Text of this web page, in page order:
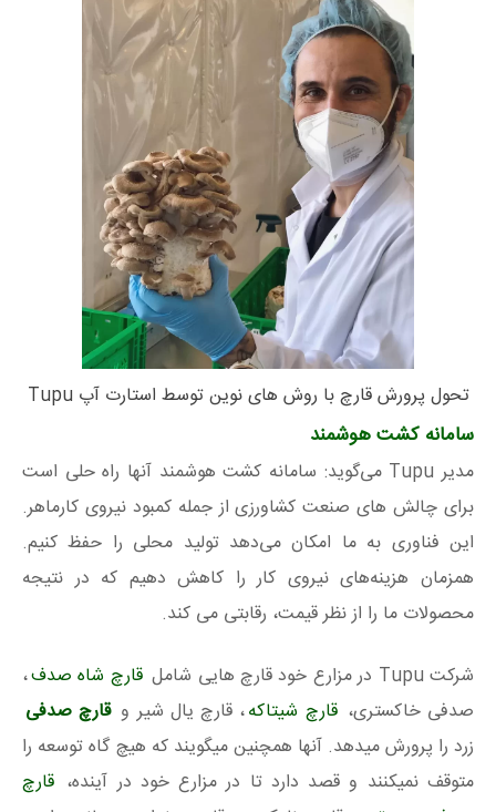
تحول پرورش قارچ با روش های نوین توسط استارت آپ Tupu
سامانه کشت هوشمند
مدیر Tupu می‌گوید: سامانه کشت هوشمند آنها راه حلی است
برای چالش های صنعت کشاورزی از جمله کمبود نیروی کارماهر.
این فناوری به ما امکان می‌دهد تولید محلی را حفظ کنیم.
همزمان هزینه‌های نیروی کار را کاهش دهیم که در نتیجه
محصولات ما را از نظر قیمت، رقابتی می کند.
شرکت Tupu در مزارع خود قارچ هایی شامل قارچ شاه صدف،
صدفی خاکستری، قارچ شیتاکه، قارچ یال شیر و قارچ صدفی
زرد را پرورش میدهد. آنها همچنین میگویند که هیچ گاه توسعه را
متوقف نمیکنند و قصد دارد تا در مزارع خود در آینده، قارچ